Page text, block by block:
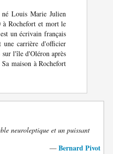
Louis Marie Julien
Rochefort et mort le
un écrivain français
une carrière d'officier
l'île d'Oléron après
maison à Rochefort
neuroleptique et un puissant
— Bernard Pivot